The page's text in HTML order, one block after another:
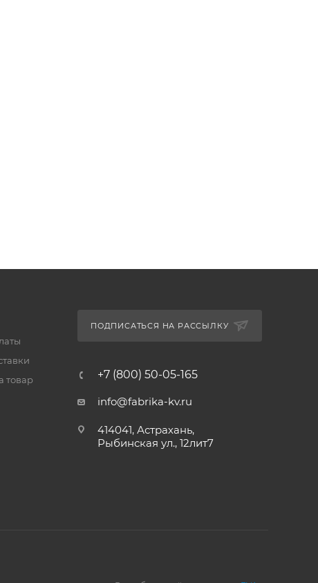
товар
ПОДПИСАТЬСЯ НА РАССЫЛКУ
+7 (800) 50-05-165
info@fabrika-kv.ru
414041, Астрахань,
Рыбинская ул., 12лит7